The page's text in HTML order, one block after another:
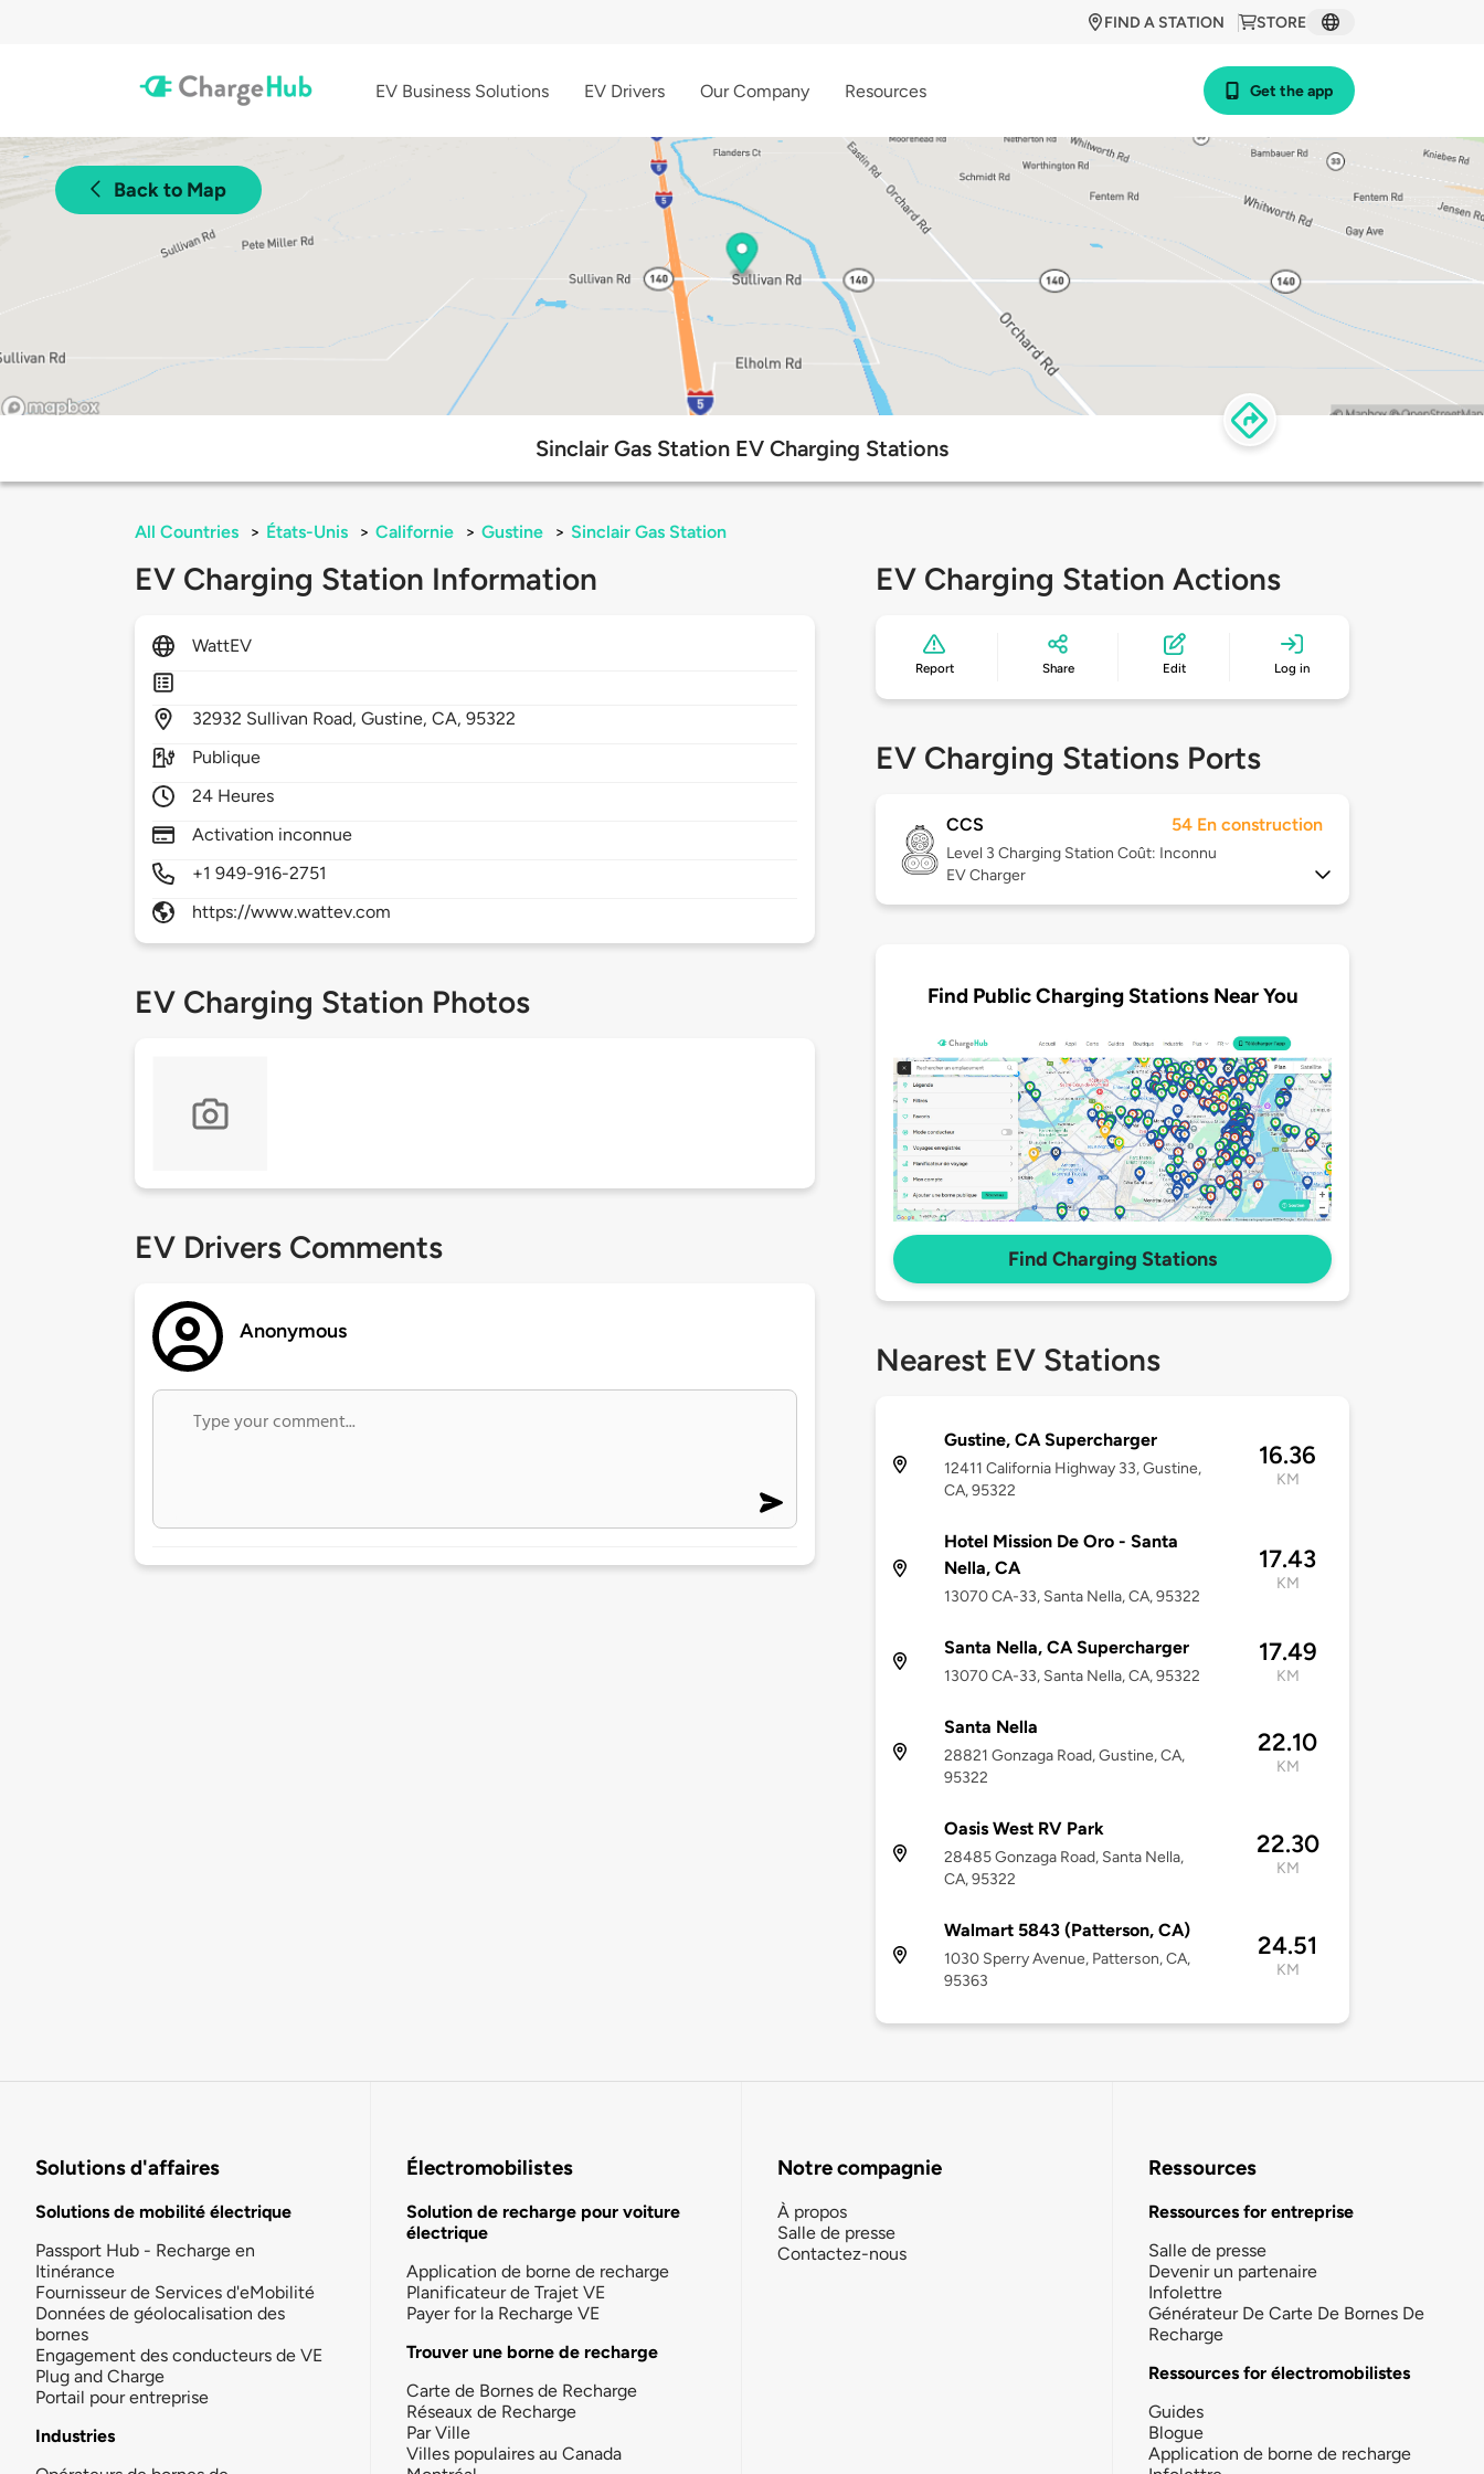
STORE
FIND A STATION
EV Business Solutions EV Drivers Our Company Resources Get the app
Back to Map
Sinclair Gas Station EV Charging Stations
All Countries > États-Unis > Californie > Gustine > Sinclair Gas Station
EV Charging Station Information
WattEV
32932 Sullivan Road,Gustine,CA,95322
Publique
24 Heures
Activation inconnue
+1 949-916-2751
https://www.wattev.com
EV Charging Station Photos
EV Drivers Comments
Anonymous
EV Charging Station Actions
Report Share Edit Log in
EV Charging Stations Ports
CCS 54 En construction
Level 3 Charging Station Coût: Inconnu
EV Charger
Find Public Charging Stations Near You
Find Charging Stations
Nearest EV Stations
Gustine, CA Supercharger
12411 California Highway 33, Gustine,
CA, 95322
16.36
KM
Hotel Mission De Oro - Santa
Nella, CA
13070 CA-33, Santa Nella, CA, 95322
17.43
KM
Santa Nella, CA Supercharger
13070 CA-33, Santa Nella, CA, 95322
17.49
KM
Santa Nella
28821 Gonzaga Road, Gustine, CA,
95322
22.10
KM
Oasis West RV Park
28485 Gonzaga Road, Santa Nella,
CA, 95322
22.30
KM
Walmart 5843 (Patterson, CA)
1030 Sperry Avenue, Patterson, CA,
95363
24.51
KM
Solutions d'affaires
Solutions de mobilité électrique
Passport Hub - Recharge en
Itinérance
Fournisseur de Services d'eMobilité
Données de géolocalisation des
bornes
Engagement des conducteurs de VE
Plug and Charge
Portail pour entreprise
Industries
Électromobilistes
Solution de recharge pour voiture
électrique
Application de borne de recharge
Planificateur de Trajet VE
Payer for la Recharge VE
Trouver une borne de recharge
Carte de Bornes de Recharge
Réseaux de Recharge
Par Ville
Villes populaires au Canada
Notre compagnie
À propos
Salle de presse
Contactez-nous
Ressources
Ressources for entreprise
Salle de presse
Devenir un partenaire
Infolettre
Générateur De Carte De Bornes De
Recharge
Ressources for électromobilistes
Guides
Blogue
Application de borne de recharge